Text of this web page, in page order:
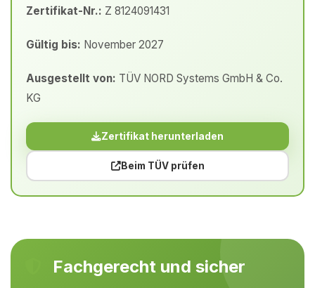
Zertifikat-Nr.: Z 8124091431
Gültig bis: November 2027
Ausgestellt von: TÜV NORD Systems GmbH & Co.
KG
Zertifikat herunterladen
Beim TÜV prüfen
Fachgerecht und sicher